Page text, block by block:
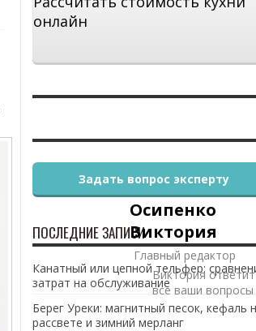
онлайн
Осипенко
Виктория
Главный редактор
Виктория
все ваши вопросы
Задать вопрос эксперту
ПОСЛЕДНИЕ ЗАПИСИ
Канатный или цепной тельфер:
затрат на обслуживание
Берег Уреки: магнитный песок, кефаль
рассвете и зимний мерланг